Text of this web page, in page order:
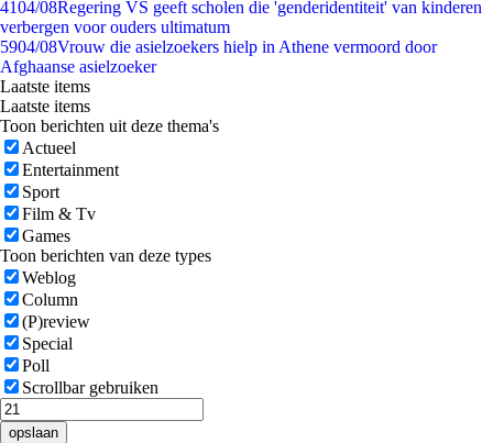
4104/08Regering VS geeft scholen die 'genderidentiteit' van kinderen
verbergen voor ouders ultimatum
5904/08Vrouw die asielzoekers hielp in Athene vermoord door
Afghaanse asielzoeker
Laatste items
Laatste items
Toon berichten uit deze thema's
Actueel
Entertainment
Sport
Film & Tv
Games
Toon berichten van deze types
Weblog
Column
(P)review
Special
Poll
Scrollbar gebruiken
opslaan